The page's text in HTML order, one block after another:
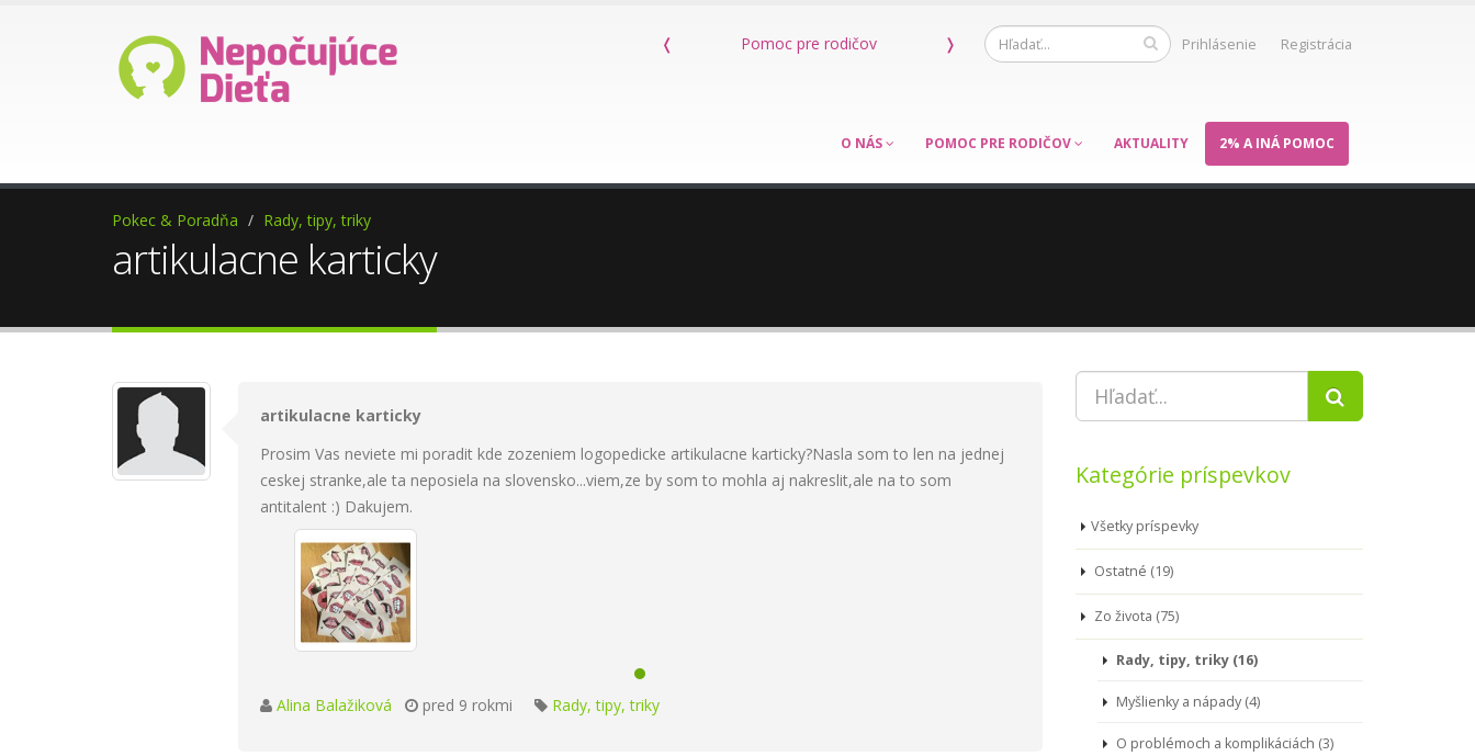
Prihlásenie Registrácia
❬
Ako darovať 2%? Kniha Máme dieťa s poruchou sluchu ❭
O NÁS POMOC PRE RODIČOV AKTUALITY 2% A INÁ POMOC
Pokec & Poradňa Rady, tipy, triky
artikulacne karticky
artikulacne karticky
Prosim Vas neviete mi poradit kde zozeniem logopedicke artikulacne karticky?Nasla som to len na jednej
ceskej stranke,ale ta neposiela na slovensko...viem,ze by som to mohla aj nakreslit,ale na to som
antitalent :) Dakujem.
Alina Balažiková pred 9 rokmi Rady, tipy, triky
Kategórie príspevkov
Všetky príspevky
Ostatné (19)
Zo života (75)
Rady, tipy, triky (16)
Myšlienky a nápady (4)
O problémoch a komplikáciách (3)